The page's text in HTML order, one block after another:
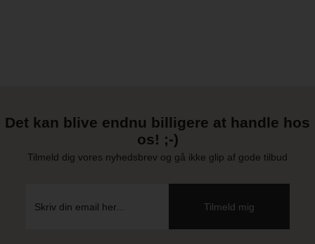
Det kan blive endnu billigere at handle hos
os! ;-)
Tilmeld dig vores nyhedsbrev og gå ikke glip af gode tilbud